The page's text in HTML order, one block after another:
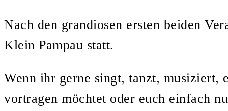
Nach den grandiosen ersten beiden
Klein Pampau statt.
Wenn ihr gerne singt, tanzt, musiziert,
vortragen möchtet oder euch einfach